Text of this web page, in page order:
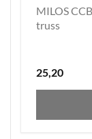
MILOS
truss
25,20